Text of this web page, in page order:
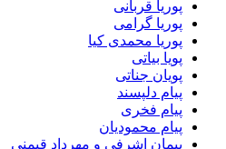
پوریا قربانی
پوریا گرامی
پوریا محمدی کیا
پویا بیاتی
پویان جناتی
پیام دلپسند
پیام فخری
پیام محمودیان
پیمان اشرفی و مهرداد قیمنی